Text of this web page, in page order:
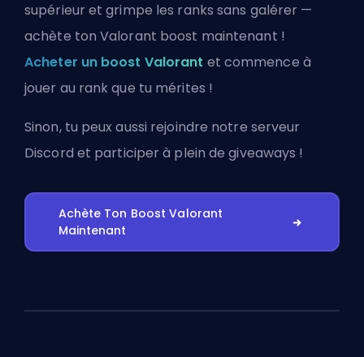
supérieur et grimpe les ranks sans galérer —
achète ton Valorant boost maintenant !
Acheter un boost Valorant et commence à
jouer au rank que tu mérites !
Sinon, tu peux aussi rejoindre notre serveur
Discord et participer à plein de giveaways !
Achète Ton Boost Valorant
Maintenant